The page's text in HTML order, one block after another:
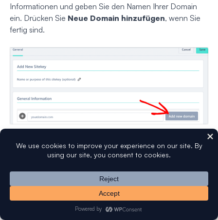
Informationen und geben Sie den Namen Ihrer Domain
ein. Drücken Sie Neue Domain hinzufügen, wenn Sie
fertig sind.
Scrollen Sie nach unten, um die hCaptcha-
Verhaltensmodi zu finden. Sie können aus verschiedenen
Herausforderung erhalten sollen oder ob Ihr Captcha
passiver sein soll.